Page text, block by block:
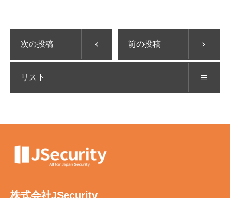
次の投稿 前の投稿
リスト
株式会社JSecurity